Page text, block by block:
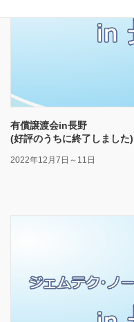
有償譲渡会in長野
(好評のうちに終了しました)
2022年12月7日～11日